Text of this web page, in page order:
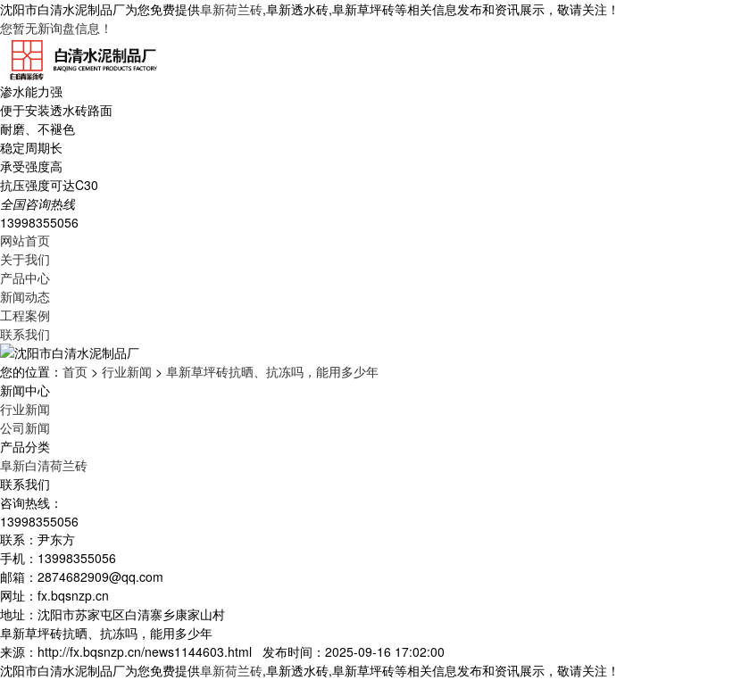
沈阳市白清水泥制品厂为您免费提供阜新荷兰砖,阜新透水砖,阜新草坪砖等相关信息发布和资讯展示，敬请关注！
您暂无新询盘信息！
渗水能力强
便于安装透水砖路面
耐磨、不褪色
稳定周期长
承受强度高
抗压强度可达C30
全国咨询热线
13998355056
网站首页
关于我们
产品中心
新闻动态
工程案例
联系我们
您的位置： 首页 > 行业新闻 > 阜新草坪砖抗晒、抗冻吗，能用多少年
新闻中心
行业新闻
公司新闻
产品分类
阜新白清荷兰砖
联系我们
咨询热线：
13998355056
联系：尹东方
手机：13998355056
邮箱：2874682909@qq.com
网址：fx.bqsnzp.cn
地址：沈阳市苏家屯区白清寨乡康家山村
阜新草坪砖抗晒、抗冻吗，能用多少年
来源：http://fx.bqsnzp.cn/news1144603.html 发布时间：2025-09-16 17:02:00
沈阳市白清水泥制品厂为您免费提供阜新荷兰砖,阜新透水砖,阜新草坪砖等相关信息发布和资讯展示，敬请关注！